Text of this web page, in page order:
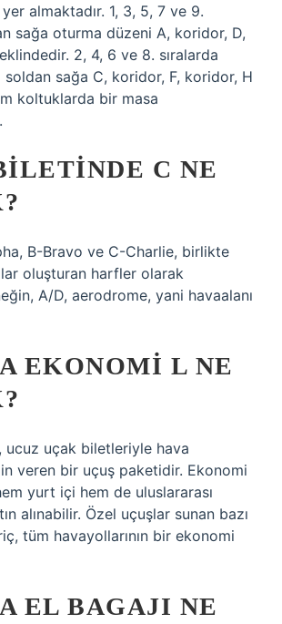
almaktadır. 1, 3, 5, 7 ve 9.
sağa oturma düzeni A, koridor, D,
2, 4, 6 ve 8. sıralarda
sağa C, koridor, F, koridor, H
koltuklarda bir masa
C NE
B-Bravo ve C-Charlie, birlikte
oluşturan harfler olarak
A/D, aerodrome, yani havaalanı
EKONOMI L NE
ucuz uçak biletleriyle hava
veren bir uçuş paketidir. Ekonomi
yurt içi hem de uluslararası
alınabilir. Özel uçuşlar sunan bazı
tüm havayollarının bir ekonomi
EL BAGAJI NE